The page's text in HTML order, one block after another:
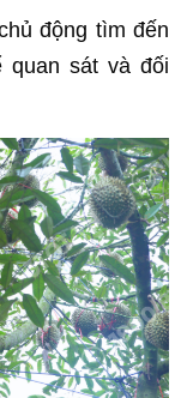
động tìm đến
quan sát và đối